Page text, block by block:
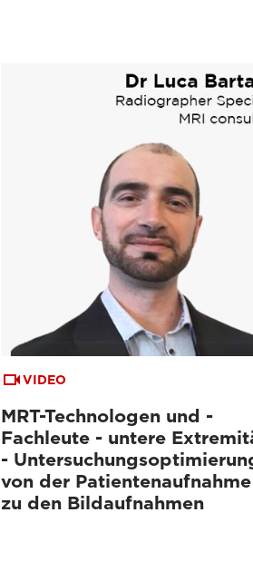
VIDEO
MRT-Technologen und -
Fachleute - untere
-
von der
zu den Bildaufnahmen